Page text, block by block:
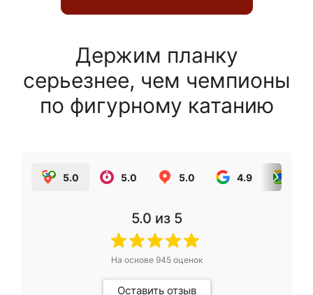
Держим планку
серьезнее, чем чемпионы
по фигурному катанию
5.0 5.0 5.0 4.9
5.0 из 5
На основе 945оценок
Оставить отзыв